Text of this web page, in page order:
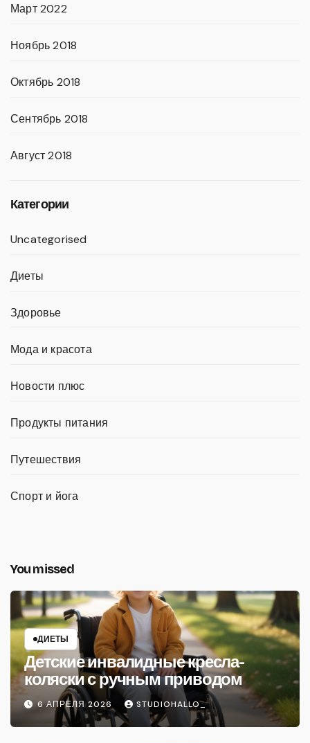
Март 2022
Ноябрь 2018
Октябрь 2018
Сентябрь 2018
Август 2018
Категории
Uncategorised
Диеты
Здоровье
Мода и красота
Новости плюс
Продукты питания
Путешествия
Спорт и йога
You missed
ДИЕТЫ
Детские инвалидные кресла-
коляски с ручным приводом
6 АПРЕЛЯ 2026 STUDIOHALLO_